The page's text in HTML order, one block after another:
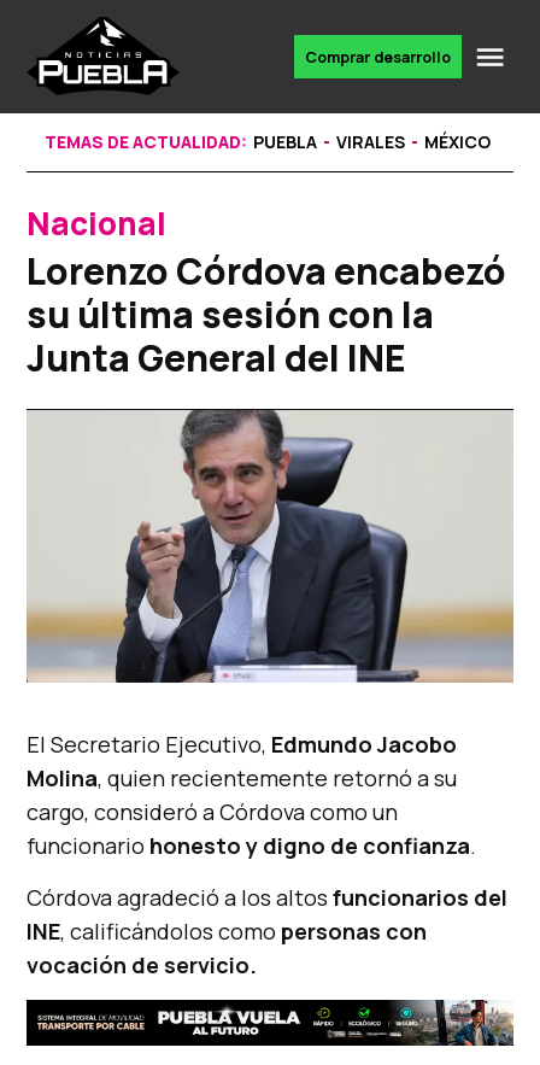
content
noticias
Comprar desarrollo
TEMAS DE ACTUALIDAD: PUEBLA VIRALES MÉXICO
POSTED
IN
Nacional
Lorenzo Córdova encabezó
su última sesión con la
Junta General del INE
El Secretario Ejecutivo, Edmundo Jacobo
Molina, quien recientemente retornó a su
cargo, consideró a Córdova como un
funcionario honesto y digno de confianza.
Córdova agradeció a los altos funcionarios del
INE, calificándolos como personas con
vocación de servicio.